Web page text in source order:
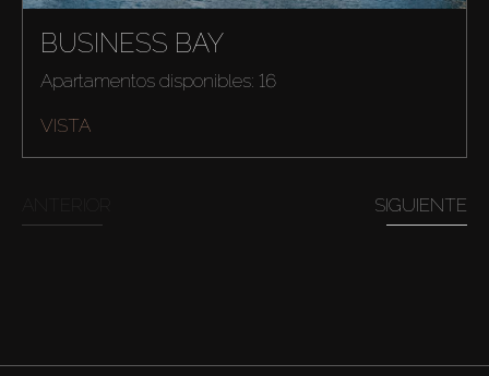
BUSINESS BAY
Apartamentos disponibles: 16
VISTA
SIGUIENTE